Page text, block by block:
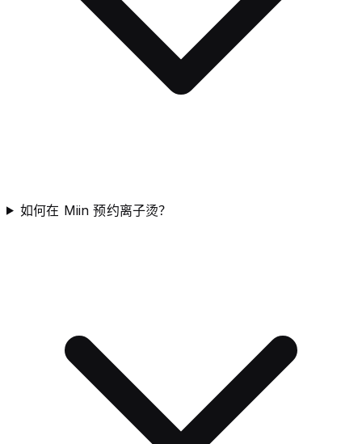
如何在 Miin 预约离子烫？